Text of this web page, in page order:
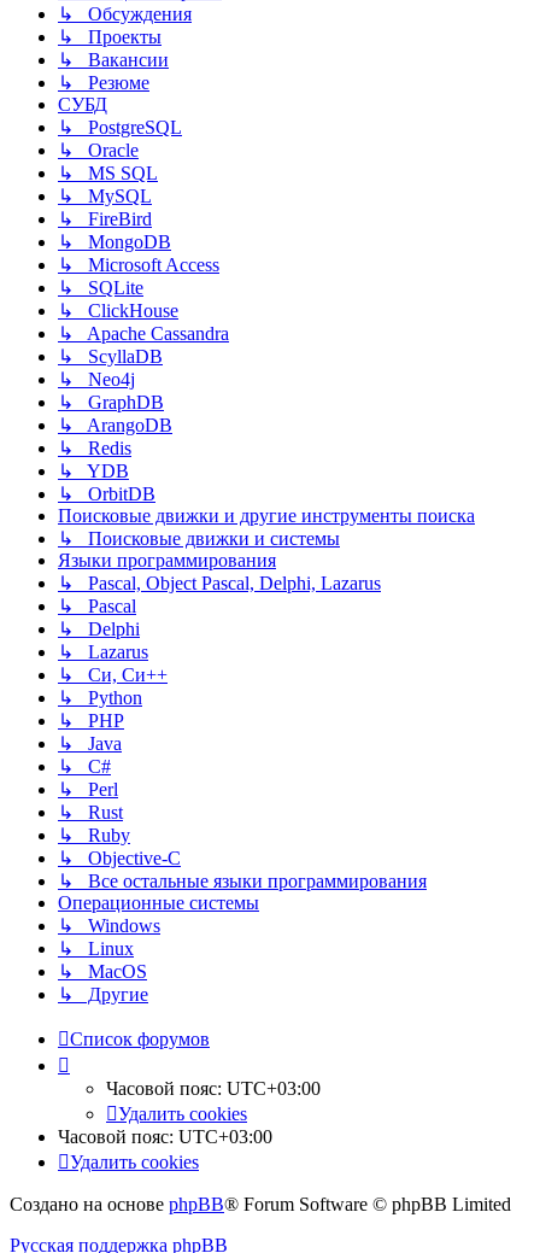
↳ Обсуждения
↳ Проекты
↳ Вакансии
↳ Резюме
СУБД
↳ PostgreSQL
↳ Oracle
↳ MS SQL
↳ MySQL
↳ FireBird
↳ MongoDB
↳ Microsoft Access
↳ SQLite
↳ ClickHouse
↳ Apache Cassandra
↳ ScyllaDB
↳ Neo4j
↳ GraphDB
↳ ArangoDB
↳ Redis
↳ YDB
↳ OrbitDB
Поисковые движки и другие инструменты поиска
↳ Поисковые движки и системы
Языки программирования
↳ Pascal, Object Pascal, Delphi, Lazarus
↳ Pascal
↳ Delphi
↳ Lazarus
↳ Си, Си++
↳ Python
↳ PHP
↳ Java
↳ C#
↳ Perl
↳ Rust
↳ Ruby
↳ Objective-C
↳ Все остальные языки программирования
Операционные системы
↳ Windows
↳ Linux
↳ MacOS
↳ Другие
Список форумов
Часовой пояс: UTC+03:00
Удалить cookies
Часовой пояс: UTC+03:00
Удалить cookies
Создано на основе phpBB® Forum Software © phpBB Limited
Русская поддержка phpBB